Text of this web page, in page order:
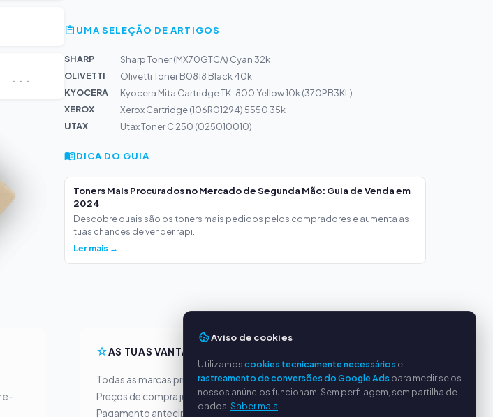
...
UMA SELEÇÃO DE ARTIGOS
SHARP
Sharp Toner (MX70GTCA) Cyan 32k
OLIVETTI
Olivetti Toner B0818 Black 40k
KYOCERA
Kyocera Mita Cartridge TK-800 Yellow 10k (370PB3KL)
XEROX
Xerox Cartridge (106R01294) 5550 35k
UTAX
Utax Toner C 250 (025010010)
DICA DO GUIA
Toners Mais Procurados no Mercado de Segunda Mão: Guia de Venda em
2024
Descobre quais são os toners mais pedidos pelos compradores e aumenta as
tuas chances de vender rapi...
Ler mais →
e-
AS TUAS VANTAGENS
Todas as marcas principais
Preços de compra justos
Pagamento antecipado
Sobre nós
Política de privacidade
Aviso de cookies
Utilizamoscookies tecnicamente necessários e
rastreamento de conversões do Google Ads para medir se os
nossos anúncios funcionam. Sem perfilagem, sem partilha de
dados. Saber mais